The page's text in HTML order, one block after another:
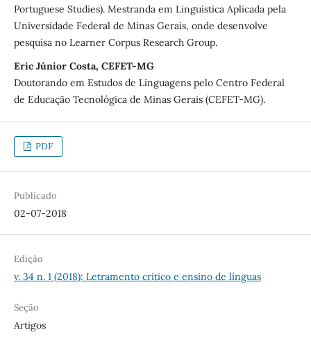
Portuguese Studies). Mestranda em Linguística Aplicada pela
Universidade Federal de Minas Gerais, onde desenvolve
pesquisa no Learner Corpus Research Group.
Eric Júnior Costa, CEFET-MG
Doutorando em Estudos de Linguagens pelo Centro Federal
de Educação Tecnológica de Minas Gerais (CEFET-MG).
PDF
Publicado
02-07-2018
Edição
v. 34 n. 1 (2018): Letramento crítico e ensino de línguas
Seção
Artigos